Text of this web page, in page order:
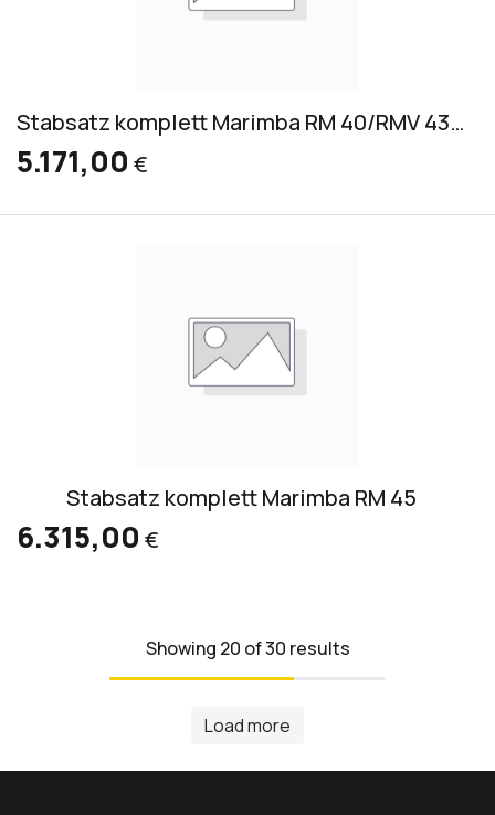
Stabsatz komplett Marimba RM 40/RMV 4300
5.171,00 €
Stabsatz komplett Marimba RM 45
6.315,00 €
Showing 20 of 30 results
Load more